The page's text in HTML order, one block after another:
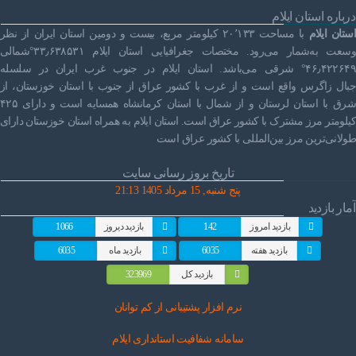
درباره استان ایلام
استان ایلام
با مساحت ۲۰٬۱۳۳ کیلومتر مربع، بیست و دومین استان ایران از نظر
وسعت به‌شمار می‌رود. مختصات جغرافیایی استان ایلام ۳۳٫۶۳۸۵۳۱°شمالی
۴۶٫۴۲۲۶۴۹° شرقی می‌باشد. استان ایلام در جنوب غرب ایران در سلسله
جبال زاگرس واقع است و از غرب با کشور عراق از جنوب با استان خوزستان، از
شرق با استان لرستان و از شمال با استان کرمانشاه همسایه است و دارای ۴۲۵
کیلومتر مرز مشترک با کشور عراق است. استان ایلام به همراه استان خوزستان دارای
طولانی‌ترین مرز بین‌المللی با کشور عراق است
تاریخ بروز رسانی سایت
پنج شنبه, 15 مرداد 1405 21:13
آمار بازدید
بازدید امروز 142 بازدید دیروز 1066
بازدید هفته 6035 بازدید ماه 6035
بازدید کل 323969
نرم افز ار پشتیبانی از کم توانان
سامانه شفافیت استانداری ایلام